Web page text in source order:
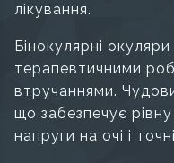
лікування.
Бінокулярні
терапевтичними
втручаннями.
що забезпечує
напруги на очі і